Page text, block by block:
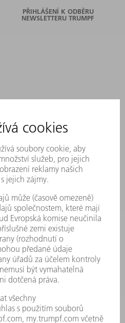
PŘIHLÁŠENÍ K ODBĚRU
NEWSLETTERU TRUMPF